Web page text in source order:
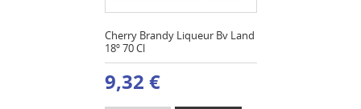
Cherry Brandy Liqueur Bv Land
18º 70 Cl
9,32 €